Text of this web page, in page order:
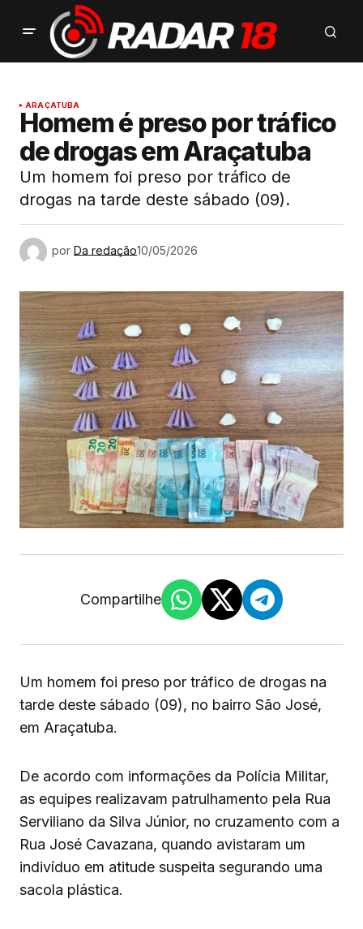
ARAÇATUBA
Homem é preso por tráfico
de drogas em Araçatuba
Um homem foi preso por tráfico de
drogas na tarde deste sábado (09).
por Da redação10/05/2026
Compartilhe
Um homem foi preso por tráfico de drogas na
tarde deste sábado (09), no bairro São José,
em Araçatuba.
De acordo com informações da Polícia Militar,
as equipes realizavam patrulhamento pela Rua
Serviliano da Silva Júnior, no cruzamento com a
Rua José Cavazana, quando avistaram um
indivíduo em atitude suspeita segurando uma
sacola plástica.